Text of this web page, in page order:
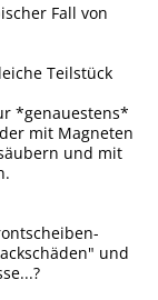
Fall von
Teilstück
*genauestens*
mit Magneten
und mit
und